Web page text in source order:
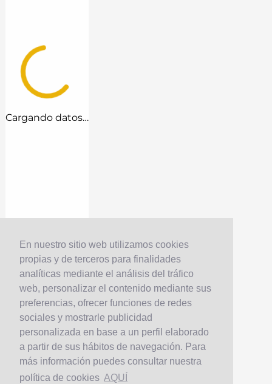
En nuestro sitio web utilizamos cookies
propias y de terceros para finalidades
analíticas mediante el análisis del tráfico
web, personalizar el contenido mediante sus
preferencias, ofrecer funciones de redes
sociales y mostrarle publicidad
personalizada en base a un perfil elaborado
a partir de sus hábitos de navegación. Para
más información puedes consultar nuestra
política de cookies AQUÍ
Cargando datos…